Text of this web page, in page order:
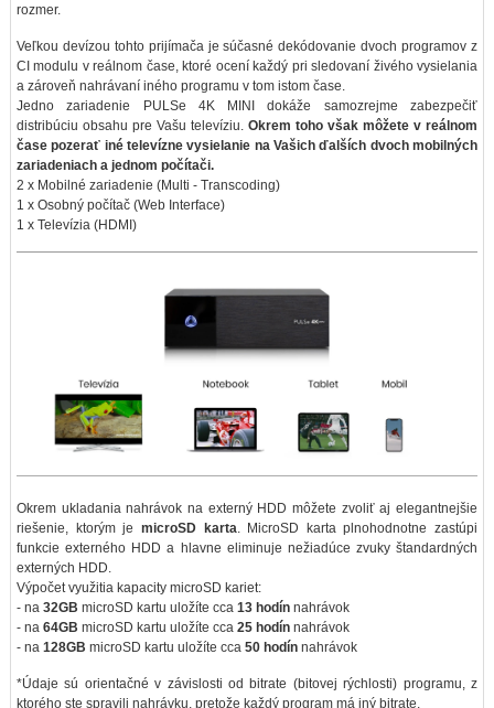
rozmer.
Veľkou devízou tohto prijímača je súčasné dekódovanie dvoch programov z
CI modulu v reálnom čase, ktoré ocení každý pri sledovaní živého vysielania
a zároveň nahrávaní iného programu v tom istom čase.
Jedno zariadenie PULSe 4K MINI dokáže samozrejme zabezpečiť
distribúciu obsahu pre Vašu televíziu. Okrem toho však môžete v reálnom
čase pozerať iné televízne vysielanie na Vašich ďalších dvoch mobilných
zariadeniach a jednom počítači.
2 x Mobilné zariadenie (Multi - Transcoding)
1 x Osobný počítač (Web Interface)
1 x Televízia (HDMI)
Okrem ukladania nahrávok na externý HDD môžete zvoliť aj elegantnejšie
riešenie, ktorým je microSD karta. MicroSD karta plnohodnotne zastúpi
funkcie externého HDD a hlavne eliminuje nežiadúce zvuky štandardných
externých HDD.
Výpočet využitia kapacity microSD kariet:
- na 32GB microSD kartu uložíte cca 13 hodínnahrávok
- na 64GB microSD kartu uložíte cca 25 hodínnahrávok
- na 128GB microSD kartu uložíte cca 50 hodínnahrávok
*Údaje sú orientačné v závislosti od bitrate (bitovej rýchlosti) programu, z
ktorého ste spravili nahrávku, pretože každý program má iný bitrate.